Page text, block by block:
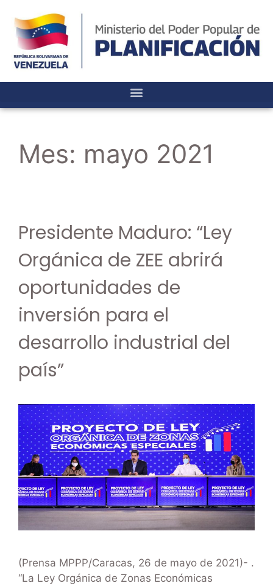
Mes: mayo 2021
Presidente Maduro: “Ley
Orgánica de ZEE abrirá
oportunidades de
inversión para el
desarrollo industrial del
país”
(Prensa MPPP/Caracas, 26 de mayo de 2021)- .
“La Ley Orgánica de Zonas Económicas